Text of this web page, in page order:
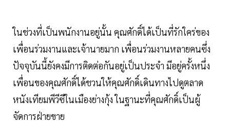
ในช่วงที่เป็นพนักงานอยู่นั้น คุณศักดิ์ได้เป็นที่รักใคร่ของ
เพื่อนร่วมงานและเจ้านายมาก เพื่อนร่วมงานหลายคนซึ่ง
ปัจจุบันนี้ยังคงมีการติดต่อกันอยู่เป็นประจำ มีอยู่ครั้งหนึ่ง
เพื่อนของคุณศักดิ์ได้ชวนให้คุณศักดิ์เดินทางไปดูตลาด
หนังเทียมพีวีซีในเมืองย่างกุ้ง ในฐานะที่คุณศักดิ์เป็นผู้
จัดการฝ่ายขาย